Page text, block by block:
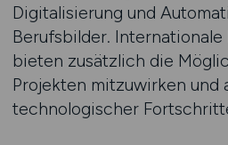
Digitalisierung und
Berufsbilder.
bieten zusätzlich die
Projekten mitzuwirken und
technologischer